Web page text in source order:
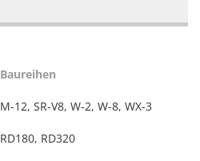
Baureihen
M-12, SR-V8, W-2, W-8, WX-3
RD180, RD320